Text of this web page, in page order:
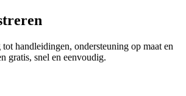
handleidingen, ondersteuning op maat en
gratis, snel en eenvoudig.